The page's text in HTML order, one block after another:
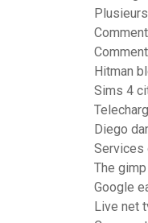
Hitman
Sims 4
Diego
Services
The
Google
Live net